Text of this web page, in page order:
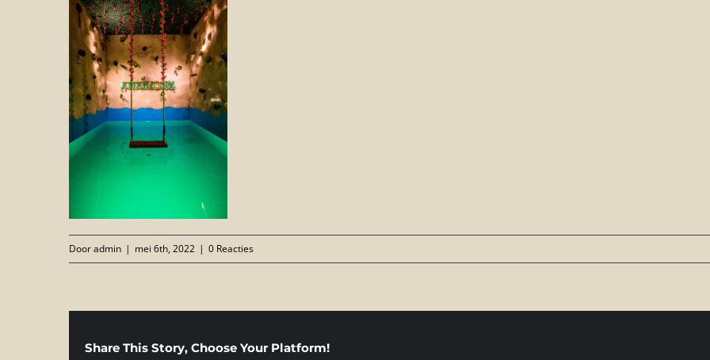
Dooradmin | mei 6th, 2022 | 0 Reacties
Share This Story, Choose Your Platform!